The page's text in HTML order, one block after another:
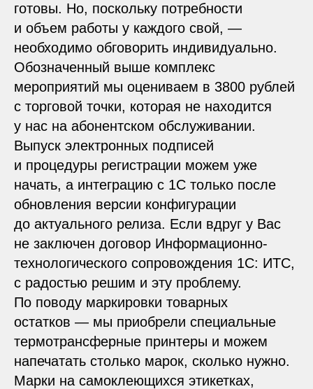
готовы. Но, поскольку потребности
и объем работы у каждого свой, —
необходимо обговорить индивидуально.
Обозначенный выше комплекс
мероприятий мы оцениваем в 3800 рублей
с торговой точки, которая не находится
у нас на абонентском обслуживании.
Выпуск электронных подписей
и процедуры регистрации можем уже
начать, а интеграцию с 1С только после
обновления версии конфигурации
до актуального релиза. Если вдруг у Вас
не заключен договор Информационно-
технологического сопровождения 1С: ИТС,
с радостью решим и эту проблему.
По поводу маркировки товарных
остатков — мы приобрели специальные
термотрансферные принтеры и можем
напечатать столько марок, сколько нужно.
Марки на самоклеющихся этикетках,